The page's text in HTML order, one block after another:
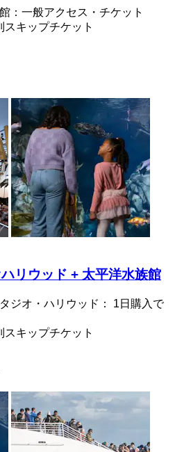
：一般アクセス・チケット
スキップチケット
リウッド + 太平洋水族館
ジオ・ハリウッド： 1日購入で
スキップチケット